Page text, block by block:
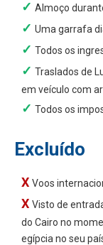
Almoço
Uma garrafa
Todos os
Traslados de
em veículo com
Todos os
Excluído
Voos
Visto de
do Cairo no
egípcia no seu